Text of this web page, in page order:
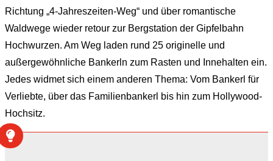
Richtung „4-Jahreszeiten-Weg“ und über romantische
Waldwege wieder retour zur Bergstation der Gipfelbahn
Hochwurzen. Am Weg laden rund 25 originelle und
außergewöhnliche Bankerln zum Rasten und Innehalten ein.
Jedes widmet sich einem anderen Thema: Vom Bankerl für
Verliebte, über das Familienbankerl bis hin zum Hollywood-
Hochsitz.